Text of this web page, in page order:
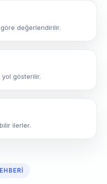
değerlendirilir.
gösterilir.
ilerler.